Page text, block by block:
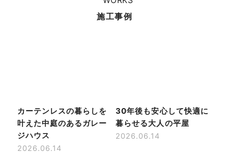
施工事例
カーテンレスの暮らしを
叶えた中庭のあるガレー
ジハウス
2026.06.14
30年後も安心して快適に
暮らせる大人の平屋
2026.06.14